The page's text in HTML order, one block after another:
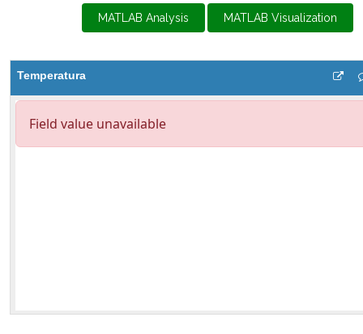
MATLAB Analysis MATLAB Visualization
Temperatura